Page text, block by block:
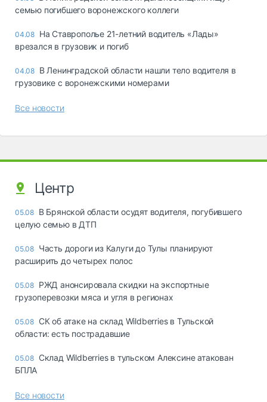
семью погибшего воронежского коллеги
04.08 На Ставрополье 21-летний водитель «Лады»
врезался в грузовик и погиб
04.08 В Ленинградской области нашли тело водителя в
грузовике с воронежскими номерами
Все новости
Центр
05.08 В Брянской области осудят водителя, погубившего
целую семью в ДТП
05.08 Часть дороги из Калуги до Тулы планируют
расширить до четырех полос
05.08 РЖД анонсировала скидки на экспортные
грузоперевозки мяса и угля в регионах
05.08 СК об атаке на склад Wildberries в Тульской
области: есть пострадавшие
05.08 Склад Wildberries в тульском Алексине атакован
БПЛА
Все новости